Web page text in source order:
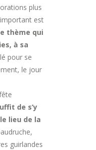
plus
est
thème qui
à sa
pour se
le jour
de s’y
lieu de la
guirlandes